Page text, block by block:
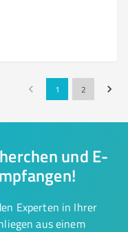
1 2
und E-
Experten in Ihrer
aus einem